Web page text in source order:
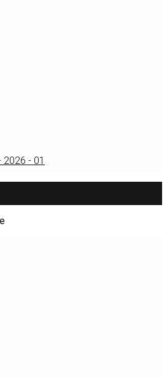
2026 - 01